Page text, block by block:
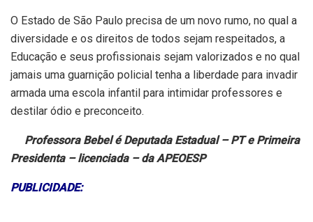
O Estado de São Paulo precisa de um novo rumo, no qual a
diversidade e os direitos de todos sejam respeitados, a
Educação e seus profissionais sejam valorizados e no qual
jamais uma guarnição policial tenha a liberdade para invadir
armada uma escola infantil para intimidar professores e
destilar ódio e preconceito.
Professora Bebel é Deputada Estadual – PT e Primeira
Presidenta – licenciada – da APEOESP
PUBLICIDADE: